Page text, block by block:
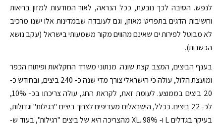
לנפש. הסיבה לכך נובעת, ככל הנראה, לאור המודעות למזון בריאות
וחשיבות הדגים בתפריט מאוזן, וגם לעובדה שבמדינות אלו ישנו מרכיב
לא מבוטל לפירות ים שאינם מהווים מקור משמעותי בישראל (עקב נושא
הכשרות).
בענף הביצים, המצב קצת שונה. מנתוני משרד החקלאות ופיתוח הכפר
ומועצת הלול, עולה כי הישראלי צורך מדי שנה כ- 240 ביצים, ובחודש כ-
20 ביצים בממוצע. לעומת זאת, לקראת החג, עולה צריכתו בכ- 10%,
לכ- 22 ביצים. ככלל, הישראלים מעדיפים לצרוך ביצים "רגילות" וגדולות,
בעיקר בגדלים L ו- XL. 98% מהצריכה היא של ביצים "רגילות", בעוד ש-